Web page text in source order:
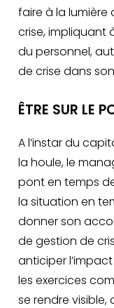
faire à la
crise, impliquant
du personnel,
de crise dans
ÊTRE SUR LE
A l’instar du
la houle, le
pont en temps
la situation en
donner son
de gestion de
anticiper
les exercices
se rendre visible,